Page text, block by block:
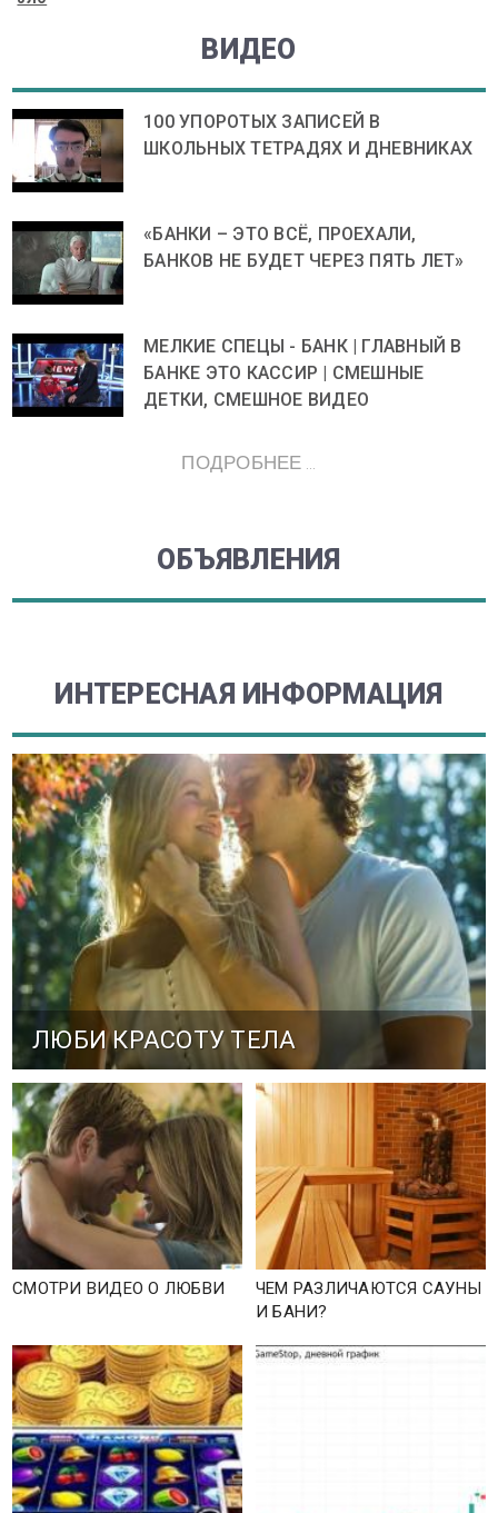
ВИДЕО
100 УПОРОТЫХ ЗАПИСЕЙ В
ШКОЛЬНЫХ ТЕТРАДЯХ И ДНЕВНИКАХ
«БАНКИ – ЭТО ВСЁ, ПРОЕХАЛИ,
БАНКОВ НЕ БУДЕТ ЧЕРЕЗ ПЯТЬ ЛЕТ»
МЕЛКИЕ СПЕЦЫ - БАНК | ГЛАВНЫЙ В
БАНКЕ ЭТО КАССИР | СМЕШНЫЕ
ДЕТКИ, СМЕШНОЕ ВИДЕО
ПОДРОБНЕЕ ...
ОБЪЯВЛЕНИЯ
ИНТЕРЕСНАЯ ИНФОРМАЦИЯ
ЛЮБИ КРАСОТУ ТЕЛА
СМОТРИ ВИДЕО О ЛЮБВИ
ЧЕМ РАЗЛИЧАЮТСЯ САУНЫ
И БАНИ?